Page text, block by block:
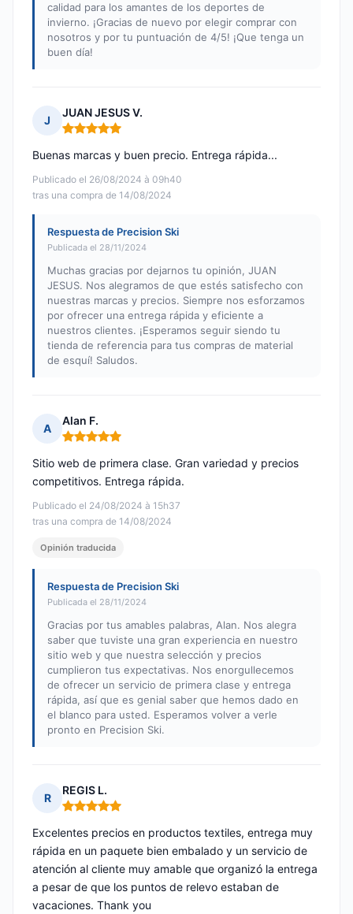
calidad para los amantes de los deportes de
invierno. ¡Gracias de nuevo por elegir comprar con
nosotros y por tu puntuación de 4/5! ¡Que tenga un
buen día!
J
JUAN JESUS V.
Nota: 5 de 5
Publicado el 26/08/2024 à 09h40
tras una compra de 14/08/2024
Buenas marcas y buen precio. Entrega rápida...
Respuesta de Precision Ski
Publicada el 28/11/2024
Muchas gracias por dejarnos tu opinión, JUAN
JESUS. Nos alegramos de que estés satisfecho con
nuestras marcas y precios. Siempre nos esforzamos
por ofrecer una entrega rápida y eficiente a
nuestros clientes. ¡Esperamos seguir siendo tu
tienda de referencia para tus compras de material
de esquí! Saludos.
A
Alan F.
Nota: 5 de 5
Publicado el 24/08/2024 à 15h37
tras una compra de 14/08/2024
Sitio web de primera clase. Gran variedad y precios
competitivos. Entrega rápida.
Opinión traducida
Respuesta de Precision Ski
Publicada el 28/11/2024
Gracias por tus amables palabras, Alan. Nos alegra
saber que tuviste una gran experiencia en nuestro
sitio web y que nuestra selección y precios
cumplieron tus expectativas. Nos enorgullecemos
de ofrecer un servicio de primera clase y entrega
rápida, así que es genial saber que hemos dado en
el blanco para usted. Esperamos volver a verle
pronto en Precision Ski.
R
REGIS L.
Nota: 5 de 5
Excelentes precios en productos textiles, entrega muy
rápida en un paquete bien embalado y un servicio de
atención al cliente muy amable que organizó la entrega
a pesar de que los puntos de relevo estaban de
vacaciones. Thank you